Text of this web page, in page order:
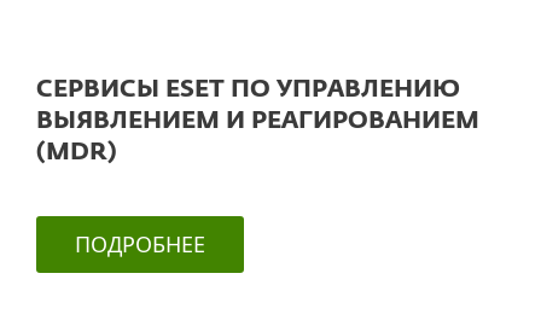
СЕРВИСЫ ESET ПО УПРАВЛЕНИЮ
ВЫЯВЛЕНИЕМ И РЕАГИРОВАНИЕМ
(MDR)
ПОДРОБНЕЕ